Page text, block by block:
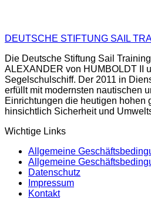
DEUTSCHE STIFTUNG SAIL
Die Deutsche Stiftung Sail
ALEXANDER von HUMBOLDT II
Segelschulschiff. Der 2011 in
erfüllt mit modernsten nautischen
Einrichtungen die heutigen hohen
hinsichtlich Sicherheit und
Wichtige Links
Allgemeine
Allgemeine
Datenschutz
Impressum
Kontakt